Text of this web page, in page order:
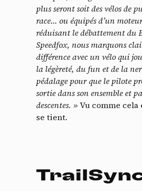
plus seront soit des vélos de
race… ou équipés d’un
réduisant le débattement du
Speedfox, nous marquons
différence avec un vélo qui
la légèreté, du fun et de la
pédalage pour que le pilote
sortie dans son ensemble et
descentes. »Vu comme cela
se tient.